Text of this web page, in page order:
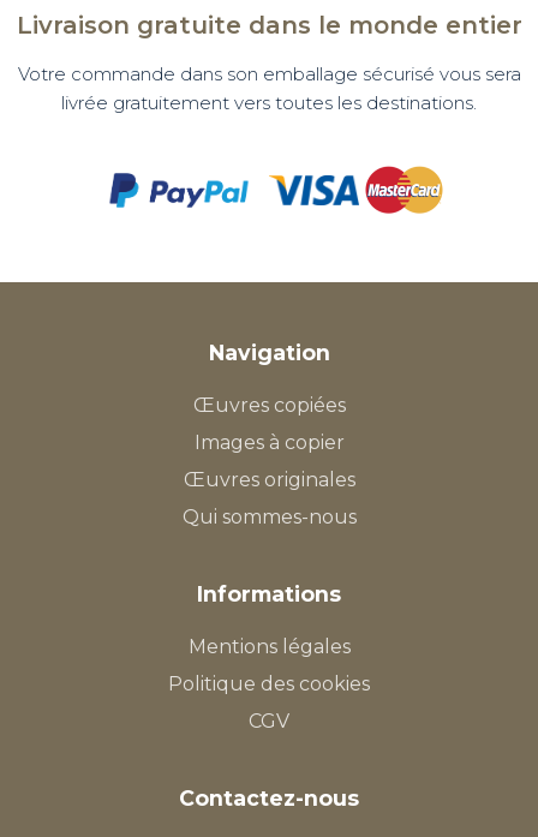
Livraison gratuite dans le monde entier
Votre commande dans son emballage sécurisé vous sera
livrée gratuitement vers toutes les destinations.
Navigation
Œuvres copiées
Images à copier
Œuvres originales
Qui sommes-nous
Informations
Mentions légales
Politique des cookies
CGV
Contactez-nous